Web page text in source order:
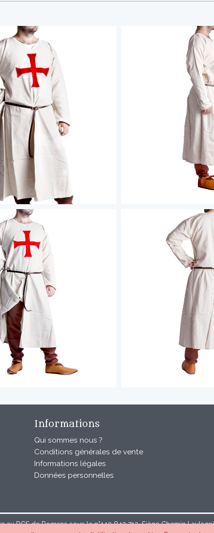
Informations
Qui sommes nous ?
Conditions générales de vente
Informations légales
Données personnelles
au RCS de Romans sous le n°440 843 712. Siège Chemin